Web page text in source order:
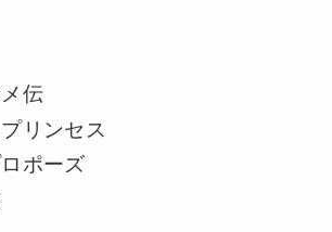
伝
リンセス
ポーズ